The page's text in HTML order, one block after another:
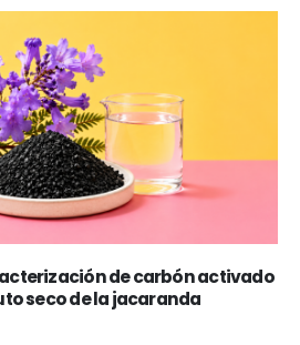
de carbón activado
seco de la jacaranda